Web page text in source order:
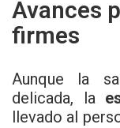
Avances
firmes
Aunque la
delicada, la
llevado al